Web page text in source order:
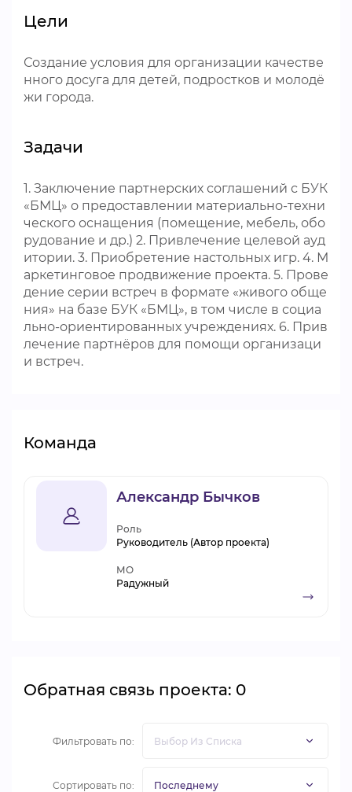
Цели
Создание условия для организации качестве
нного досуга для детей, подростков и молодё
жи города.
Задачи
1. Заключение партнерских соглашений с БУК
«БМЦ» о предоставлении материально-техни
ческого оснащения (помещение, мебель, обо
рудование и др.) 2. Привлечение целевой ауд
итории. 3. Приобретение настольных игр. 4. М
аркетинговое продвижение проекта. 5. Прове
дение серии встреч в формате «живого обще
ния» на базе БУК «БМЦ», в том числе в социа
льно-ориентированных учреждениях. 6. Прив
лечение партнёров для помощи организаци
и встреч.
Команда
Александр Бычков
Роль
Руководитель (Автор проекта)
МО
Радужный
Обратная связь проекта: 0
Фильтровать по:
Сортировать по: